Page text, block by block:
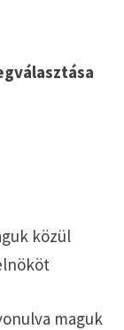
közül
maguk